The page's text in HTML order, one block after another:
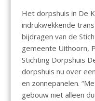
Het dorpshuis in De
indrukwekkende
bijdragen van de
gemeente Uithoorn,
Stichting Dorpshuis
dorpshuis nu over
en zonnepanelen.
gebouw niet alleen